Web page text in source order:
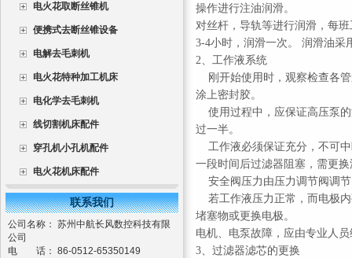
电火花取断丝锥机
便携式去断丝锥设备
电解去毛刺机
电火花特种加工机床
电化学去毛刺机
线切割机床配件
穿孔机小孔机配件
电火花机床配件
联系我们
公司名称： 苏州中航长风数控科技有限
公司
电 话： 86-0512-65350149
操作进行注油润滑。
对丝杆，导轨等进行润滑，每
3-4小时，润滑一次。 润滑油采
2、工作液系统
刚开始使用时，观察检查各
涂上密封胶。
使用过程中，应保证高压泵
过一半。
工作液必须保证充分，不可
一段时间后过滤器阻塞，需更
安全阀压力由压力调节阀调
若工作液压力正常，而电极
堵塞物或更换电极。
电机、电泵故障，应由专业人
3、过滤器滤芯的更换